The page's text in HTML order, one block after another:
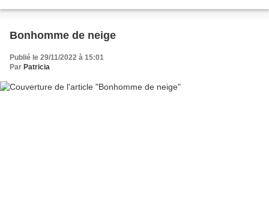
Bonhomme de neige
Publié le 29/11/2022 à 15:01
Par Patricia